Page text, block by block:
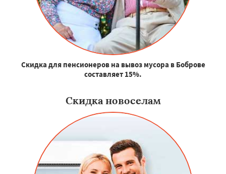
Скидка для пенсионеров на вывоз мусора в Боброве
составляет 15%.
Скидка новоселам